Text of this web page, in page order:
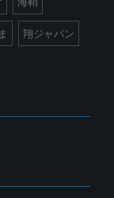
翔ジャパン